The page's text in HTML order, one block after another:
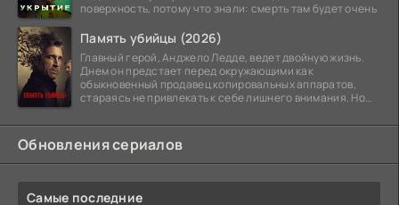
поверхность, потому что знали: смерть там будет очень
Память убийцы (2026)
Главный герой, Анджело Ледде, ведет двойную жизнь.
Днем он предстает перед окружающими как
обыкновенный продавец копировальных аппаратов,
стараясь не привлекать к себе лишнего внимания. Но
Обновления сериалов
Самые последние